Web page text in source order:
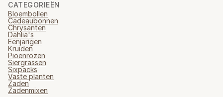
CATEGORIEËN
Bloembollen
Cadeaubonnen
Chrysanten
Dahlia's
Eenjarigen
Kruiden
Pioenrozen
Siergrassen
Sixpacks
Vaste planten
Zaden
Zadenmixen